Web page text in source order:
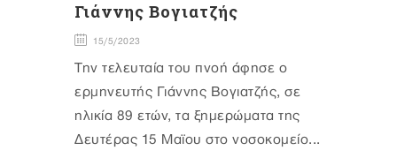
Γιάννης Βογιατζής
15/5/2023
Την τελευταία του πνοή άφησε ο
ερμηνευτής Γιάννης Βογιατζής, σε
ηλικία 89 ετών, τα ξημερώματα της
Δευτέρας 15 Μαϊου στο νοσοκομείο...